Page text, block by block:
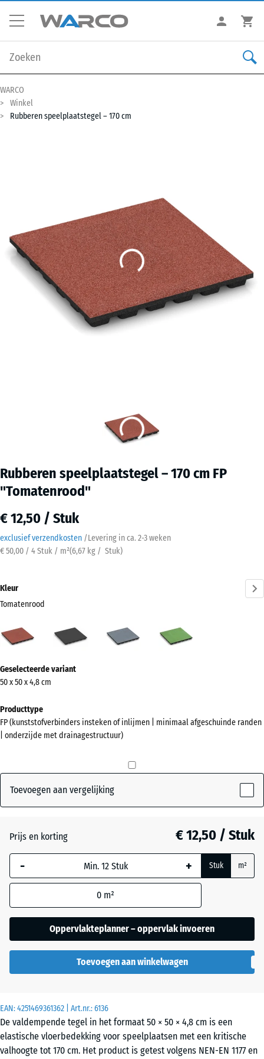
WARCO
Winkel
Rubberen speelplaatstegel – 170 cm
Rubberen speelplaatstegel – 170 cm FP
"Tomatenrood"
€ 12,50 / Stuk
exclusief verzendkosten /Levering in ca. 2-3 weken
€ 50,00 / 4 Stuk / m²(6,67 kg / Stuk)
EAN:4251469361362 | Art.nr.:6136
De valdempende tegel in het formaat 50 × 50 × 4,8 cm is een
elastische vloerbedekking voor speelplaatsen met een kritische
valhoogte tot 170 cm. Het product is getest volgens NEN-EN 1177 en
Kleur
Tomatenrood
Tomatenrood
(active)
Grafietgrijs
informatie
over
kleuren?
Kleurenpalet
(active)
Grafietgrijs + € 0,40
Lindegroen + € 0,40
Geselecteerde variant
50 x 50 x 4,8 cm
Producttype
FP (kunststofverbinders insteken of inlijmen | minimaal afgeschuinde randen
| onderzijde met drainagestructuur)
Toevoegen aan vergelijking
Prijs en korting € 12,50 / Stuk
- + Stuk m²
0 m²
Oppervlakteplanner – oppervlak invoeren
Toevoegen aan winkelwagen